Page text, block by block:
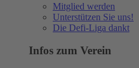
Mitglied werden
Unterstützen Sie uns!
Die Defi-Liga dankt
Infos zum Verein